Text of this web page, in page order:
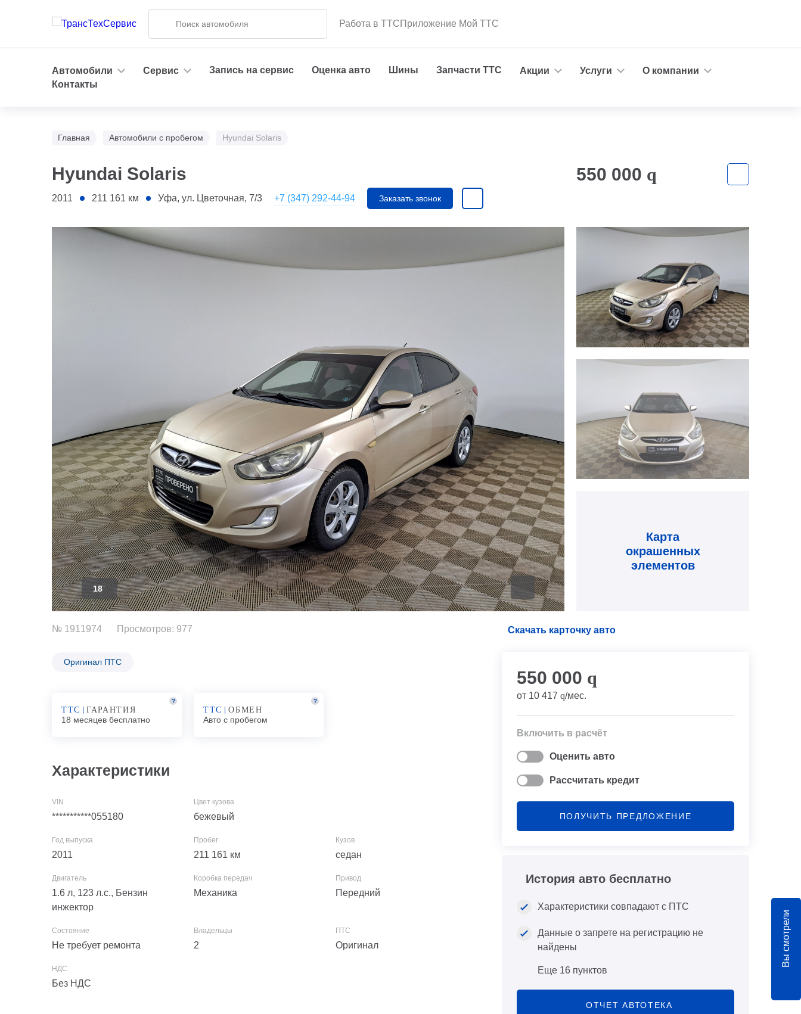
Работа в ТТСПриложение Мой ТТС
Автомобили Сервис Запись на сервис Оценка авто Шины Запчасти ТТС Акции Услуги
О компании
Контакты
Главная Автомобили с пробегом Hyundai Solaris
Hyundai Solaris
2011 211 161 км Уфа, ул. Цветочная, 7/3 +7 (347) 292-44-94 Заказать звонок
550 000 q
18
Карта
окрашенных
элементов
№ 1911974 Просмотров: 977
Оригинал ПТС
ТТС ГАРАНТИЯ
18 месяцев бесплатно
?
ТТС ОБМЕН
Авто с пробегом
?
Характеристики
***********055180 бежевый
2011 211 161 км седан
1.6 л, 123 л.с., Бензин
инжектор
Механика Передний
Не требует ремонта 2 Оригинал
Без НДС
Скачать карточку авто
550 000 q
от 10 417 q/мес.
Включить в расчёт
Оценить авто
Рассчитать кредит
ПОЛУЧИТЬ ПРЕДЛОЖЕНИЕ
История авто бесплатно
Характеристики совпадают с ПТС
Данные о запрете на регистрацию не
найдены
Еще 16 пунктов
ОТЧЕТ АВТОТЕКА
Вы смотрели